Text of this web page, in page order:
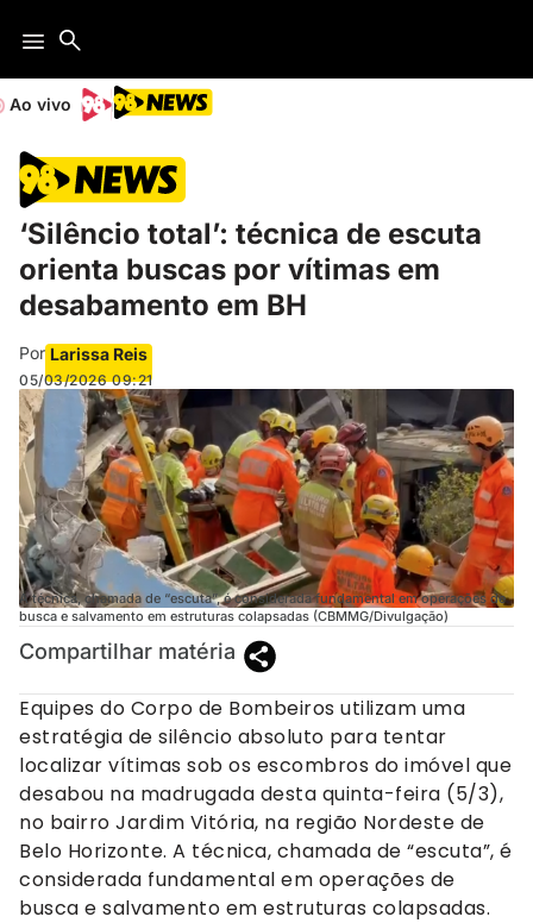
Ao vivo
‘Silêncio total’: técnica de escuta
orienta buscas por vítimas em
desabamento em BH
Por Larissa Reis
05/03/2026 09:21
A técnica, chamada de “escuta”, é considerada fundamental em operações de
busca e salvamento em estruturas colapsadas (CBMMG/Divulgação)
Compartilhar matéria
Equipes do Corpo de Bombeiros utilizam uma
estratégia de silêncio absoluto para tentar
localizar vítimas sob os escombros do imóvel que
desabou na madrugada desta quinta-feira (5/3),
no bairro Jardim Vitória, na região Nordeste de
Belo Horizonte. A técnica, chamada de “escuta”, é
considerada fundamental em operações de
busca e salvamento em estruturas colapsadas.